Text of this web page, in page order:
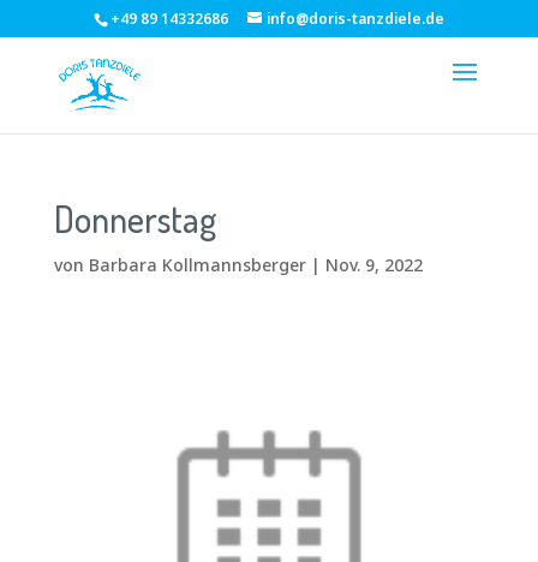
+49 89 14332686 info@doris-tanzdiele.de
Donnerstag
von Barbara Kollmannsberger| Nov. 9, 2022